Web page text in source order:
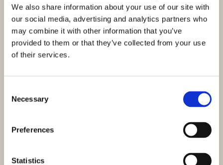
We also share information about your use of our site with
our social media, advertising and analytics partners who
may combine it with other information that you’ve
provided to them or that they’ve collected from your use
of their services.
Selection
Necessary
Preferences
Statistics